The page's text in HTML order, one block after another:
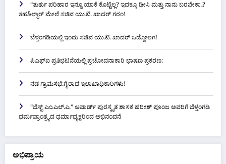
“ತುರ್ತು ಪರಿಹಾರ ಇನ್ನೂ ಯಾಕೆ ಕೊಟ್ಟಿಲ್ಲ? ಇದಕ್ಕೂ ಡೀಸಿ ಮತ್ತು ನಾನು ಬರಬೇಕಾ..?
ತಹಶಿಲ್ದಾರ್ ಮೇಲೆ ಸಚಿವ ಯು.ಟಿ. ಖಾದರ್ ಗರಂ!
ಬೆಳ್ತಂಗಡಿಯಲ್ಲಿ ಇಂದು ಸಚಿವ ಯು.ಟಿ. ಖಾದರ್ ಒಡ್ಡೋಲಗ!
ಪಿಎಫ್ಐ ಪ್ರತಿಭಟನೆಯಲ್ಲಿ ಪ್ರಚೋದನಾಕಾರಿ ಭಾಷಣ ಪ್ರಕರಣ:
ನಡ ಗ್ರಾಮಸಭೆ:ಗೈರಾದ ಇಲಾಖಾಧಿಕಾರಿಗಳು!
“ಬೆಸ್ಟ್ ಎಂ.ಎಲ್.ಎ.” ಅವಾರ್ಡ್ ಪುರಸ್ಕೃತ ಶಾಸಕ ಹರೀಶ್ ಪೂಂಜ ಅವರಿಗೆ ಬೆಳ್ತಂಗಡಿ
ಧರ್ಮಪ್ರಾಂತ್ರ್ಯದ ಧರ್ಮಾಧ್ಯಕ್ಷರಿಂದ ಅಭಿನಂದನೆ
ಅಭಿಪ್ರಾಯ